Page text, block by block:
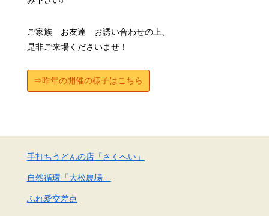
ご家族 お友達 お誘い合わせの上、
是非ご来場くださいませ！
⇒昨年の開催の様子はこちら
手打ちうどんの店「さくへい」
自然循環「大松農場」
ふれ愛交差点